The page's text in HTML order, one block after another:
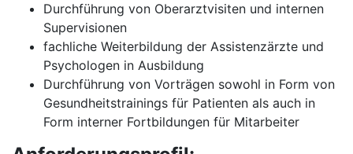
Durchführung von Oberarztvisiten und internen
Supervisionen
fachliche Weiterbildung der Assistenzärzte und
Psychologen in Ausbildung
Durchführung von Vorträgen sowohl in Form von
Gesundheitstrainings für Patienten als auch in
Form interner Fortbildungen für Mitarbeiter